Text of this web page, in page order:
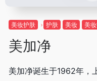
美妆护肤 护肤 美妆 美
美加净
美加净诞生于1962年，